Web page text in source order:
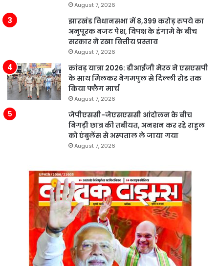
August 7, 2026
झारखंड विधानसभा में 8,399 करोड़ रुपये का
अनुपूरक बजट पेश, विपक्ष के हंगामे के बीच
सरकार ने रखा वित्तीय प्रस्ताव
August 7, 2026
कांवड़ यात्रा 2026: डीआईजी मेरठ ने एसएसपी
के साथ मिलकर बेगमपुल से दिल्ली रोड तक
किया फ्लैग मार्च
August 7, 2026
जेपीएससी-जेएसएससी आंदोलन के बीच
बिगड़ी छात्र की तबीयत, अनशन कर रहे राहुल
को एंबुलेंस से अस्पताल ले जाया गया
August 7, 2026